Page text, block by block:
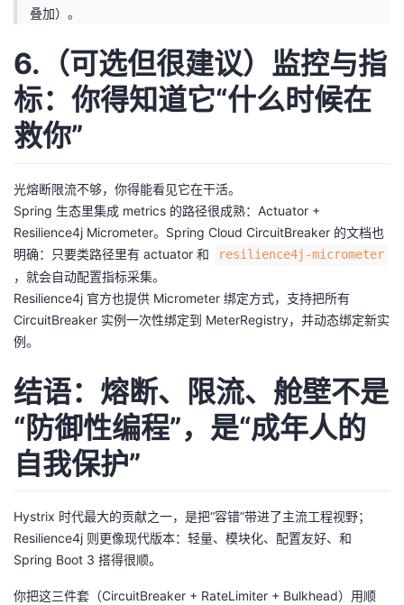
叠加）。
6.（可选但很建议）监控与指
标：你得知道它“什么时候在
救你”
光熔断限流不够，你得能看见它在干活。
Spring 生态里集成 metrics 的路径很成熟：Actuator +
Resilience4j Micrometer。Spring Cloud CircuitBreaker 的文档也
明确：只要类路径里有 actuator 和
resilience4j-micrometer
，就会自动配置指标采集。
Resilience4j 官方也提供 Micrometer 绑定方式，支持把所有
CircuitBreaker 实例一次性绑定到 MeterRegistry，并动态绑定新实
例。
结语：熔断、限流、舱壁不是
“防御性编程”，是“成年人的
自我保护”
Hystrix 时代最大的贡献之一，是把“容错”带进了主流工程视野；
Resilience4j 则更像现代版本：轻量、模块化、配置友好、和
Spring Boot 3 搭得很顺。
你把这三件套（CircuitBreaker + RateLimiter + Bulkhead）用顺